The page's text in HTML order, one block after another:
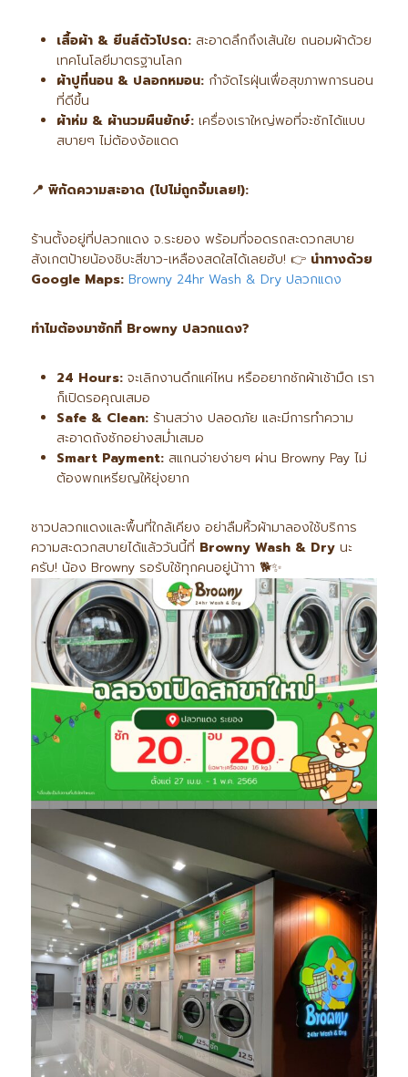
เสื้อผ้า & ยีนส์ตัวโปรด: สะอาดลึกถึงเส้นใย ถนอมผ้าด้วย
เทคโนโลยีมาตรฐานโลก
ผ้าปูที่นอน & ปลอกหมอน: กำจัดไรฝุ่นเพื่อสุขภาพการนอน
ที่ดีขึ้น
ผ้าห่ม & ผ้านวมผืนยักษ์: เครื่องเราใหญ่พอที่จะซักได้แบบ
สบายๆ ไม่ต้องง้อแดด
📍 พิกัดความสะอาด (ไปไม่ถูกจิ้มเลย!):
ร้านตั้งอยู่ที่ปลวกแดง จ.ระยอง พร้อมที่จอดรถสะดวกสบาย
สังเกตป้ายน้องชิบะสีขาว-เหลืองสดใสได้เลยฮับ! 👉 นำทางด้วย
Google Maps: Browny 24hr Wash & Dry ปลวกแดง
ทำไมต้องมาซักที่ Browny ปลวกแดง?
24 Hours: จะเลิกงานดึกแค่ไหน หรืออยากซักผ้าเช้ามืด เรา
ก็เปิดรอคุณเสมอ
Safe & Clean: ร้านสว่าง ปลอดภัย และมีการทำความ
สะอาดถังซักอย่างสม่ำเสมอ
Smart Payment: สแกนจ่ายง่ายๆ ผ่าน Browny Pay ไม่
ต้องพกเหรียญให้ยุ่งยาก
ชาวปลวกแดงและพื้นที่ใกล้เคียง อย่าลืมหิ้วผ้ามาลองใช้บริการ
ความสะดวกสบายได้แล้ววันนี้ที่ Browny Wash & Dry นะ
ครับ! น้อง Browny รอรับใช้ทุกคนอยู่น้าาา 🐕✨